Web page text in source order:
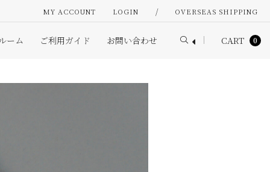
MY ACCOUNT LOGIN / OVERSEAS SHIPPING
ーム ご利用ガイド お問い合わせ CART 0